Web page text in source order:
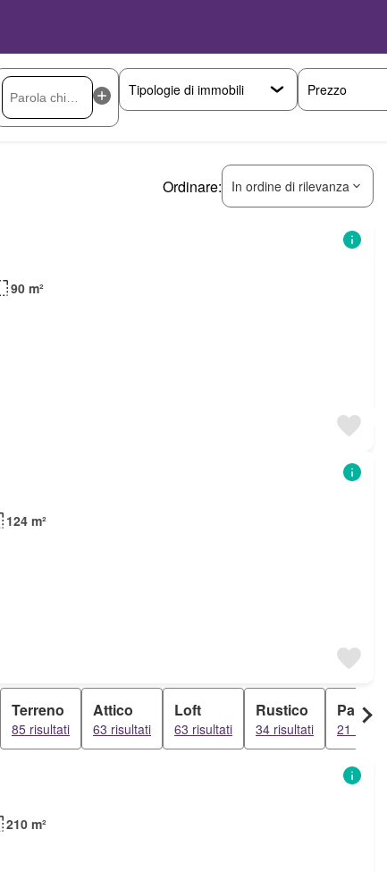
Prezzo
Ordinare: In ordine di rilevanza
90 m²
124 m²
Terreno
85 risultati
Attico
63 risultati
Loft
63 risultati
Rustico
34 risultati
Palazzo
21 risultati
210 m²